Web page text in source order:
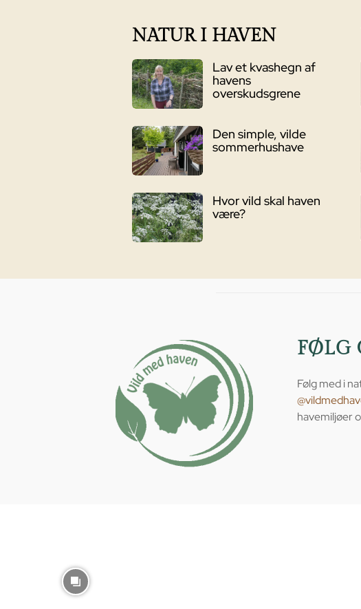
NATUR I HAVEN
Lav et kvashegn af
havens
overskudsgrene
Den simple, vilde
sommerhushave
Hvor vild skal haven
være?
FØLG
Følg med i
havemiljøer